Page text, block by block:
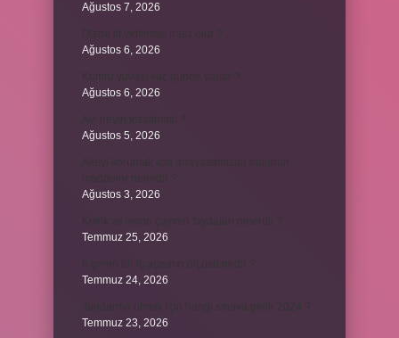
Ağustos 7, 2026
Ağustos 6, 2026
Ağustos 6, 2026
Ağustos 5, 2026
Ağustos 3, 2026
Temmuz 25, 2026
Temmuz 24, 2026
Temmuz 23, 2026